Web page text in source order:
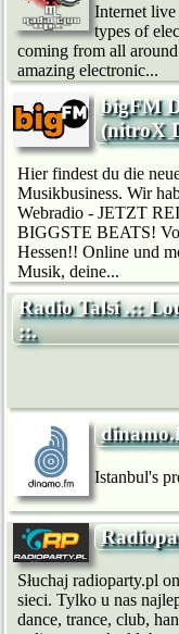
Internet
types of
coming from all
amazing electronic...
bigFM
(nitroX
Hier findest du die
Musikbusiness. Wir
Webradio - JETZT
BIGGSTE BEATS!
Hessen!! Online und
Musik, deine...
Radio Talsi .::
::.
Istanbul's
Słuchaj radioparty.pl
sieci. Tylko u nas
dance, trance, club,